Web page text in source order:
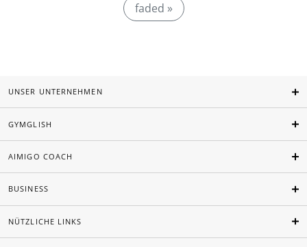
faded »
UNSER UNTERNEHMEN
GYMGLISH
AIMIGO COACH
BUSINESS
NÜTZLICHE LINKS